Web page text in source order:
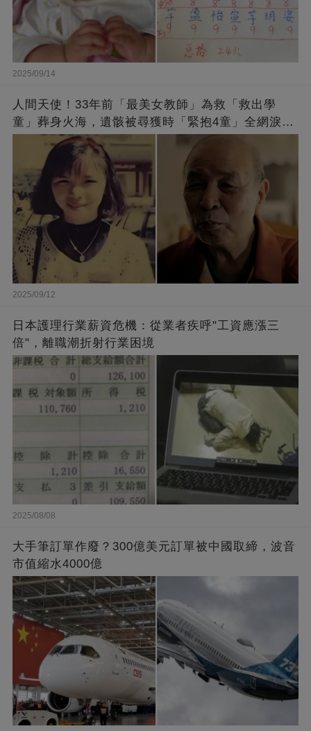
2025/09/14
人間天使！33年前「最美女教師」為救「救出學
童」葬身火海，遺骸被尋獲時「緊抱4童」全網淚
崩：真正的英雄不該被遺忘
2025/09/12
日本護理行業薪資危機：從業者疾呼"工資應漲三
倍"，離職潮折射行業困境
2025/08/08
大手筆訂單作廢？300億美元訂單被中國取締，波音
市值縮水4000億